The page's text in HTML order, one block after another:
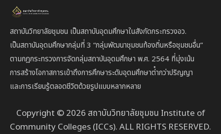
สถาบันวิทยาลัยชุมชน เป็นสถาบันอุดมศึกษาในสังกัดกระทรวงอว.
เป็นสถาบันอุดมศึกษากลุ่มที่ 3 “กลุ่มพัฒนาชุมชนท้องถิ่นหรือชุมชนอื่น”
ตามกฎกระทรวงการจัดกลุ่มสถาบันอุดมศึกษา พ.ศ. 2564 ที่มุ่งเน้น
การสร้างโอกาสการเข้าถึงการศึกษาระดับอุดมศึกษาต่ํากว่าปริญญา
และการเรียนรู้ตลอดชีวิตด้วยรูปแบบหลากหลาย
Copyright © 2026 สถาบันวิทยาลัยชุมชน Institute of
Community Colleges (ICCs). ALL RIGHTS RESERVED.